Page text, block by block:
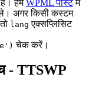
है। हमेंWPML पोस्टमें
अगर किसी कस्टम
lang एक्सप्लिसिट
चेक करें।
- TTSWP